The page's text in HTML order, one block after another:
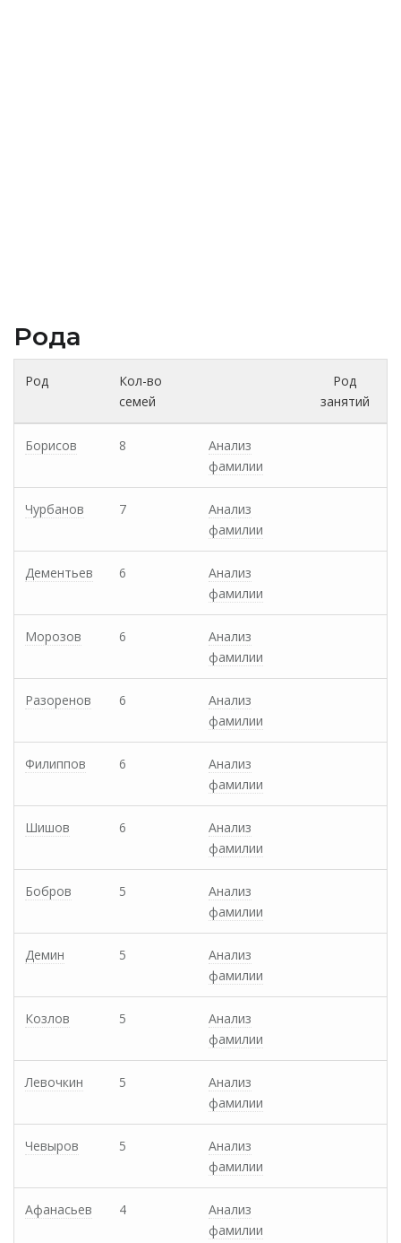
Рода
Род
Кол-во
семей
Род
занятий
Борисов 8
Анализ
фамилии
Чурбанов 7
Анализ
фамилии
Дементьев 6
Анализ
фамилии
Морозов 6
Анализ
фамилии
Разоренов 6
Анализ
фамилии
Филиппов 6
Анализ
фамилии
Шишов 6
Анализ
фамилии
Бобров 5
Анализ
фамилии
Демин 5
Анализ
фамилии
Козлов 5
Анализ
фамилии
Левочкин 5
Анализ
фамилии
Чевыров 5
Анализ
фамилии
Афанасьев 4
Анализ
фамилии